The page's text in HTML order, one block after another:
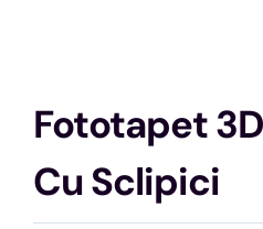
Fototapet
Cu Sclipici